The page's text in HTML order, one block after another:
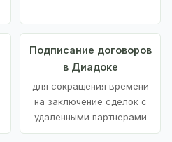
Подписание договоров
в Диадоке
для сокращения времени
на заключение сделок с
удаленными партнерами